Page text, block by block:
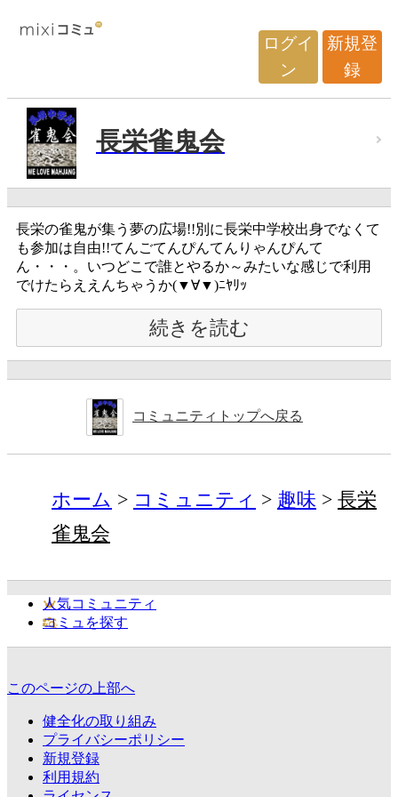
ログイ
ン
新規登
録
長栄雀鬼会
長栄の雀鬼が集う夢の広場!!別に長栄中学校出身でなくて
も参加は自由!!てんごてんぴんてんりゃんぴんて
ん・・・。いつどこで誰とやるか～みたいな感じで利用
でけたらええんちゃうか(▼∀▼)ﾆﾔﾘｯ
続きを読む
コミュニティトップへ戻る
ホーム コミュニティ 趣味
長栄
雀鬼会
人気コミュニティ
コミュを探す
このページの上部へ
健全化の取り組み
プライバシーポリシー
新規登録
利用規約